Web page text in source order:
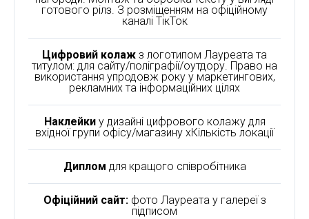
готового рілз. З розміщенням на офіційному
каналі ТікТок
Цифровий колаж з логотипом Лауреата та
титулом: для сайту/поліграфії/оутдору. Право на
використання упродовж року у маркетингових,
рекламних та інформаційних цілях
Наклейкиу дизайні цифрового колажу для
вхідної групи офісу/магазину хКількість локації
Диплом для кращого співробітника
Офіційний сайт:фото Лауреата у галереї з
підписом